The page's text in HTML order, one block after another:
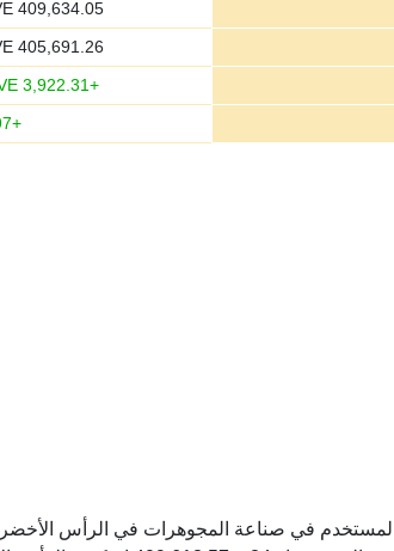
409,634.05 CVE/أونصة عيار 24
405,691.26 CVE/أونصة عيار 24
+
3,922.31 CVE/أونصة عيار 24
+